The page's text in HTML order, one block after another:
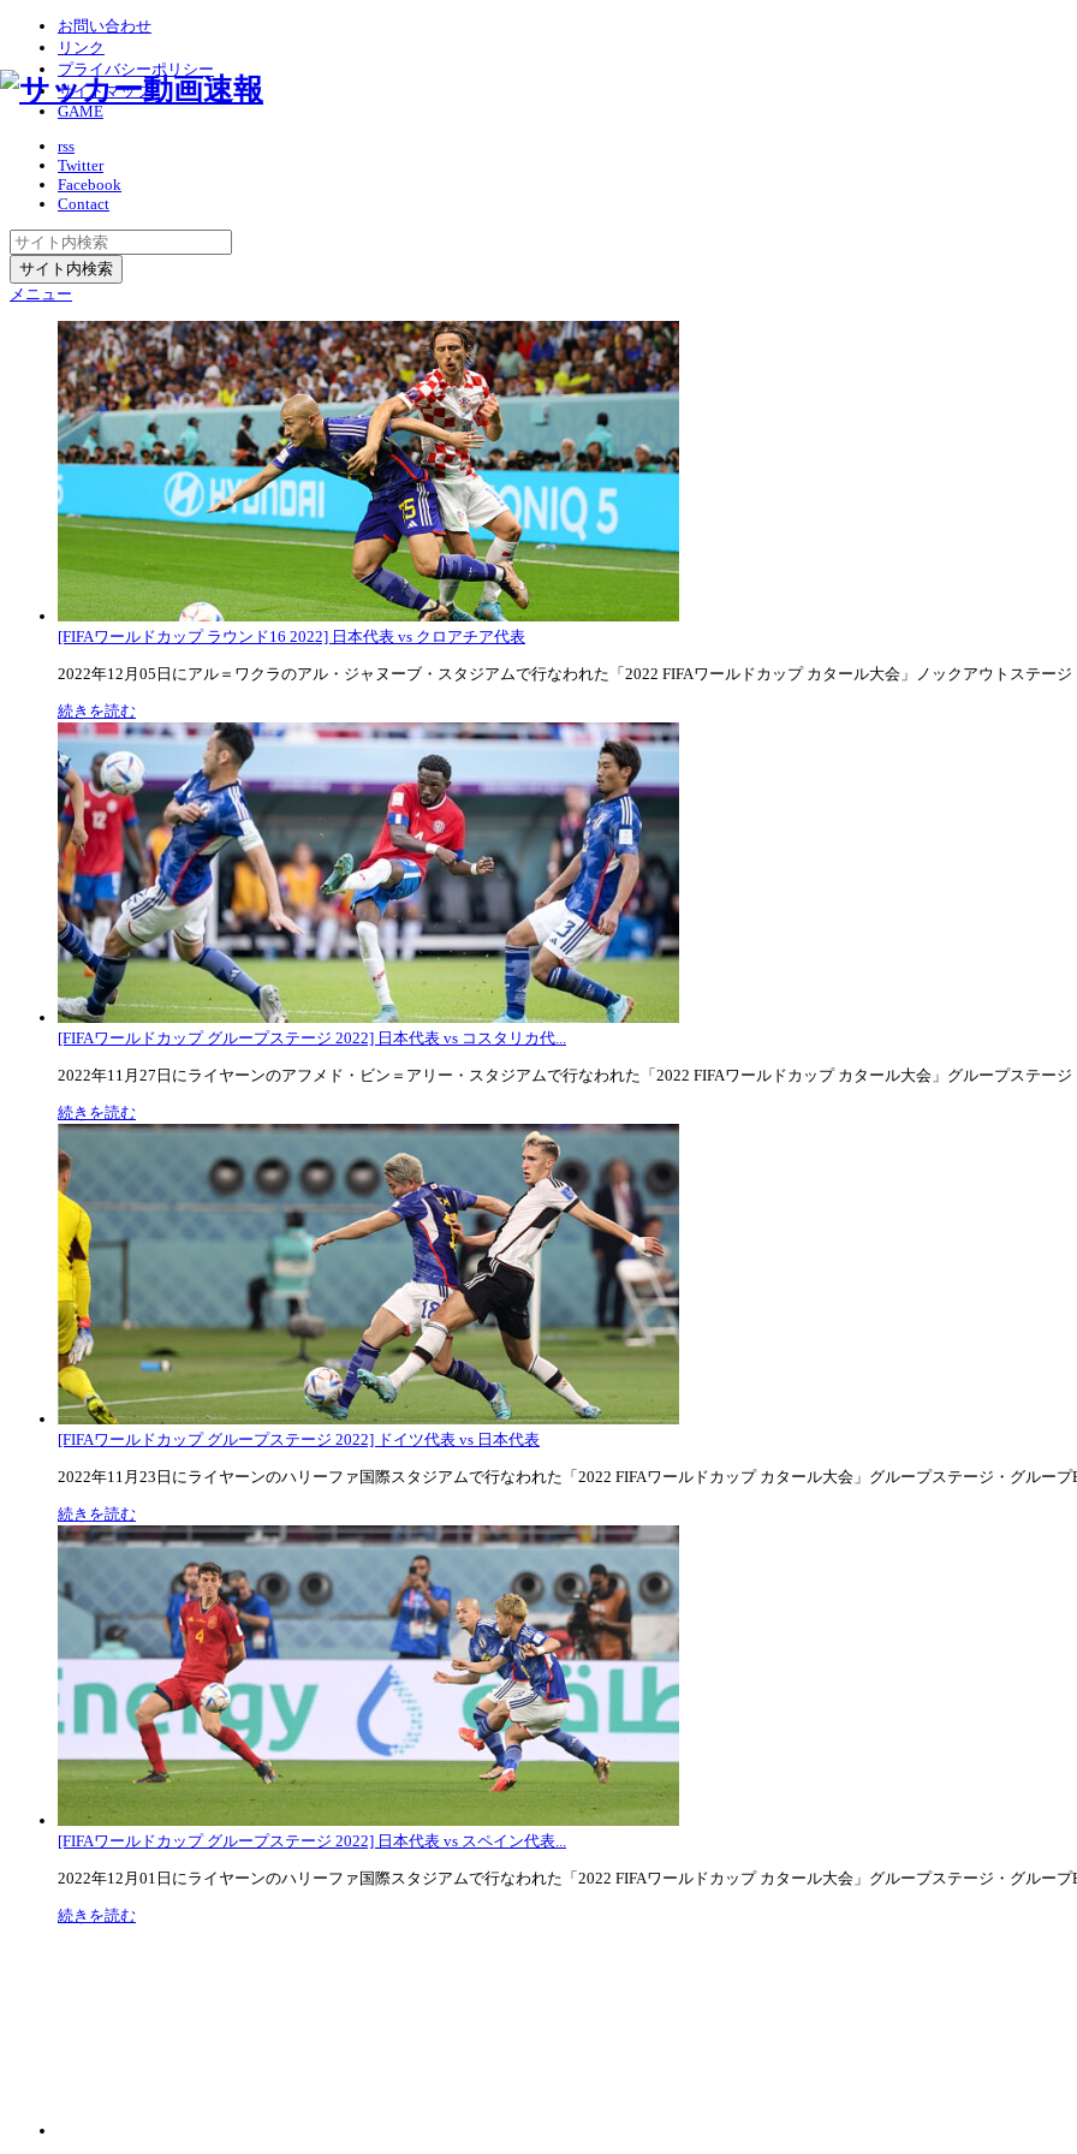
お問い合わせ
リンク
プライバシーポリシー
サイトマップ
GAME
rss
Twitter
Facebook
Contact
メニュー
[FIFAワールドカップ ラウンド16 2022] 日本代表 vs クロアチア代表
2022年12月05日にアル＝ワクラのアル・ジャヌーブ・スタジアムで行なわれた「2022 FIFAワールドカップ カタール大会」ノックアウトステージ
続きを読む
[FIFAワールドカップ グループステージ 2022] 日本代表 vs コスタリカ代...
2022年11月27日にライヤーンのアフメド・ビン＝アリー・スタジアムで行なわれた「2022 FIFAワールドカップ カタール大会」グループステージ
続きを読む
[FIFAワールドカップ グループステージ 2022] ドイツ代表 vs 日本代表
2022年11月23日にライヤーンのハリーファ国際スタジアムで行なわれた「2022 FIFAワールドカップ カタール大会」グループステージ・グループ
続きを読む
[FIFAワールドカップ グループステージ 2022] 日本代表 vs スペイン代表...
2022年12月01日にライヤーンのハリーファ国際スタジアムで行なわれた「2022 FIFAワールドカップ カタール大会」グループステージ・グループ
続きを読む